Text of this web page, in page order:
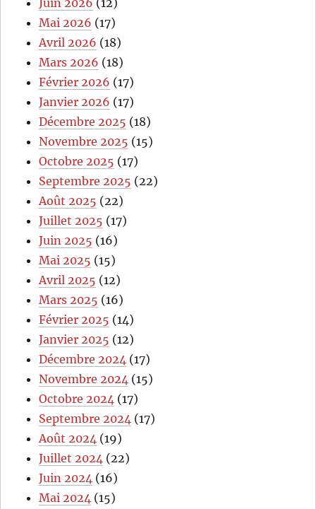
Juin 2026 (12)
Mai 2026 (17)
Avril 2026 (18)
Mars 2026 (18)
Février 2026 (17)
Janvier 2026 (17)
Décembre 2025 (18)
Novembre 2025 (15)
Octobre 2025 (17)
Septembre 2025 (22)
Août 2025 (22)
Juillet 2025 (17)
Juin 2025 (16)
Mai 2025 (15)
Avril 2025 (12)
Mars 2025 (16)
Février 2025 (14)
Janvier 2025 (12)
Décembre 2024 (17)
Novembre 2024 (15)
Octobre 2024 (17)
Septembre 2024 (17)
Août 2024 (19)
Juillet 2024 (22)
Juin 2024 (16)
Mai 2024 (15)